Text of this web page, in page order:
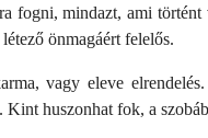
fogni, mindazt, ami
önmagáért felelős.
vagy eleve
huszonhat fok, a